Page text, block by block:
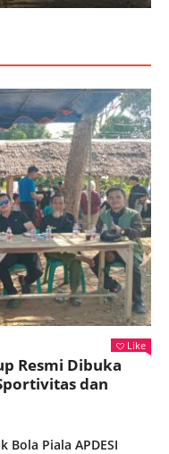
Like
Resmi Dibuka
dan
Bola Piala APDESI